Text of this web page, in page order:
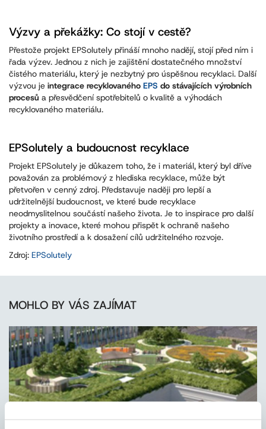
Výzvy a překážky: Co stojí v cestě?
Přestože projekt EPSolutely přináší mnoho nadějí, stojí před ním i
řada výzev. Jednou z nich je zajištění dostatečného množství
čistého materiálu, který je nezbytný pro úspěšnou recyklaci. Další
výzvou je integrace recyklovaného EPS do stávajících výrobních
procesů a přesvědčení spotřebitelů o kvalitě a výhodách
recyklovaného materiálu.
EPSolutely a budoucnost recyklace
Projekt EPSolutely je důkazem toho, že i materiál, který byl dříve
považován za problémový z hlediska recyklace, může být
přetvořen v cenný zdroj. Představuje naději pro lepší a
udržitelnější budoucnost, ve které bude recyklace
neodmyslitelnou součástí našeho života. Je to inspirace pro další
projekty a inovace, které mohou přispět k ochraně našeho
životního prostředí a k dosažení cílů udržitelného rozvoje.
Zdroj: EPSolutely
MOHLO BY VÁS ZAJÍMAT